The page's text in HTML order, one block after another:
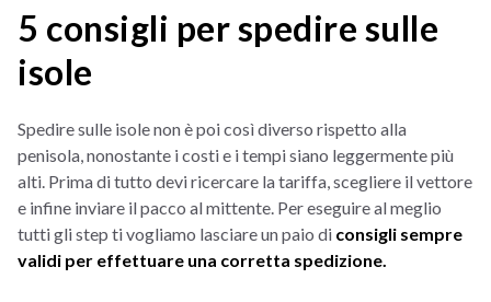
5 consigli per spedire sulle
isole
Spedire sulle isole non è poi così diverso rispetto alla
penisola, nonostante i costi e i tempi siano leggermente più
alti. Prima di tutto devi ricercare la tariffa, scegliere il vettore
e infine inviare il pacco al mittente. Per eseguire al meglio
tutti gli step ti vogliamo lasciare un paio di consigli sempre
validi per effettuare una corretta spedizione.